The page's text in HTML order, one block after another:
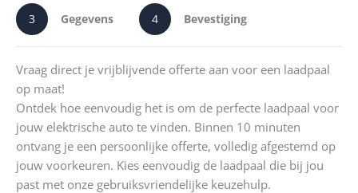
3 Gegevens 4 Bevestiging
Vraag direct je vrijblijvende offerte aan voor een laadpaal
op maat!
Ontdek hoe eenvoudig het is om de perfecte laadpaal voor
jouw elektrische auto te vinden. Binnen 10 minuten
ontvang je een persoonlijke offerte, volledig afgestemd op
jouw voorkeuren. Kies eenvoudig de laadpaal die bij jou
past met onze gebruiksvriendelijke keuzehulp.